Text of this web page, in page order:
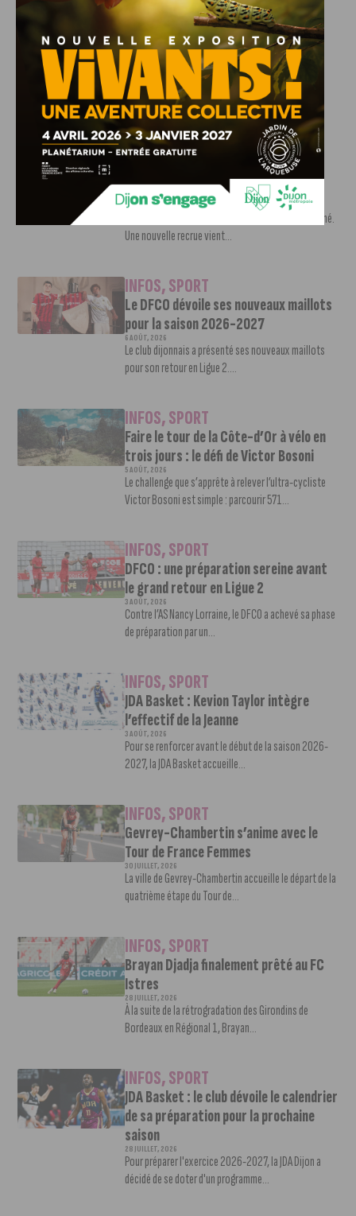
DFCO : Rencontre avec Pierre-Henri
Deballon, l’artisan de la montée en
Ligue 2
7 AOÛT, 2026
Le DFCO est de retour en Ligue 2 après trois ans
d’absence. La saison...
INFOS,SPORT
Nouvelle arrivée à la JDA Basket,
Shevon Thompson est dijonnais
7 AOÛT, 2026
Le mercato estival de la JDA n’est pas encore terminé.
Une nouvelle recrue vient...
INFOS,SPORT
Le DFCO dévoile ses nouveaux maillots
pour la saison 2026-2027
6 AOÛT, 2026
Le club dijonnais a présenté ses nouveaux maillots
pour son retour en Ligue 2....
INFOS,SPORT
Faire le tour de la Côte-d’Or à vélo en
trois jours : le défi de Victor Bosoni
5 AOÛT, 2026
Le challenge que s’apprête à relever l’ultra-cycliste
Victor Bosoni est simple : parcourir 571...
INFOS,SPORT
DFCO : une préparation sereine avant
le grand retour en Ligue 2
3 AOÛT, 2026
Contre l’AS Nancy Lorraine, le DFCO a achevé sa phase
de préparation par un...
INFOS,SPORT
JDA Basket : Kevion Taylor intègre
l’effectif de la Jeanne
3 AOÛT, 2026
Pour se renforcer avant le début de la saison 2026-
2027, la JDA Basket accueille...
INFOS,SPORT
Gevrey-Chambertin s’anime avec le
Tour de France Femmes
30 JUILLET, 2026
La ville de Gevrey-Chambertin accueille le départ de la
quatrième étape du Tour de...
INFOS,SPORT
Brayan Djadja finalement prêté au FC
Istres
28 JUILLET, 2026
À la suite de la rétrogradation des Girondins de
Bordeaux en Régional 1, Brayan...
INFOS,SPORT
JDA Basket : le club dévoile le calendrier
de sa préparation pour la prochaine
saison
28 JUILLET, 2026
Pour préparer l'exercice 2026-2027, la JDA Dijon a
décidé de se doter d'un programme...